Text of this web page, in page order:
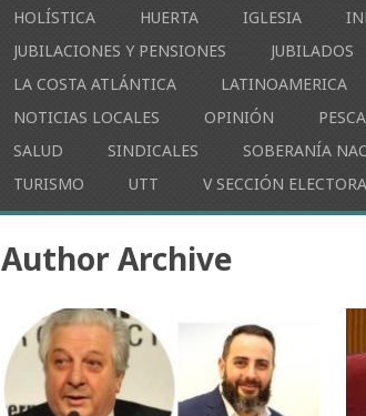
HOLÍSTICA
HUERTA IGLESIA
JUBILACIONES Y PENSIONES
JUBILADOS
LA COSTA ATLÁNTICA
LATINOAMERICA
NOTICIAS LOCALES
OPINIÓN PESCA
SALUD
SINDICALES SOBERANÍA
TURISMO
UTT V SECCIÓN
Author Archive